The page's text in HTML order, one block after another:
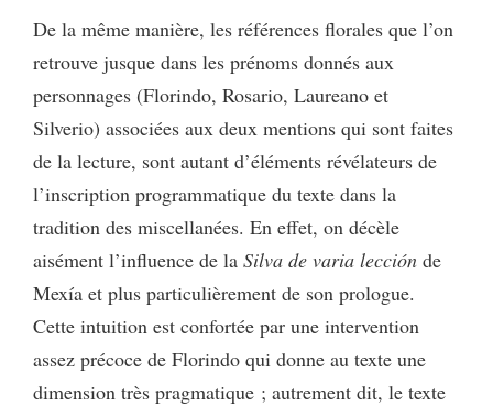
De la même manière, les références florales que l’on
retrouve jusque dans les prénoms donnés aux
personnages (Florindo, Rosario, Laureano et
Silverio) associées aux deux mentions qui sont faites
de la lecture, sont autant d’éléments révélateurs de
l’inscription programmatique du texte dans la
tradition des miscellanées. En effet, on décèle
aisément l’influence de la Silva de varia lección de
Mexía et plus particulièrement de son prologue.
Cette intuition est confortée par une intervention
assez précoce de Florindo qui donne au texte une
dimension très pragmatique ; autrement dit, le texte